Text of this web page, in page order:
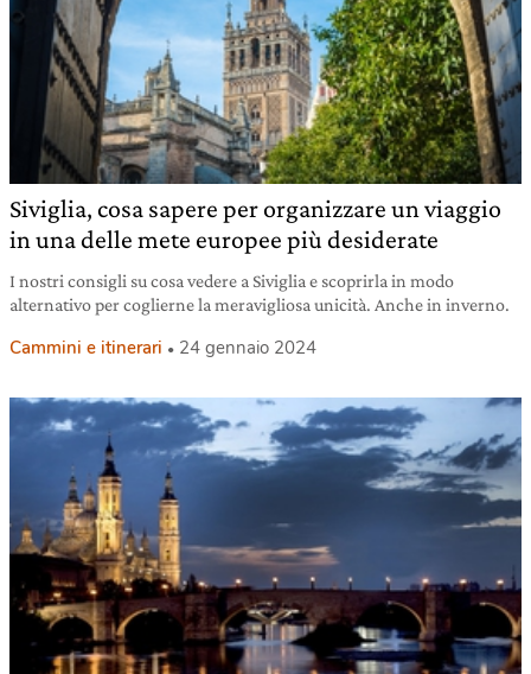
Siviglia, cosa sapere per organizzare un viaggio
in una delle mete europee più desiderate
I nostri consigli su cosa vedere a Siviglia e scoprirla in modo
alternativo per coglierne la meravigliosa unicità. Anche in inverno.
Cammini e itinerari 24 gennaio 2024